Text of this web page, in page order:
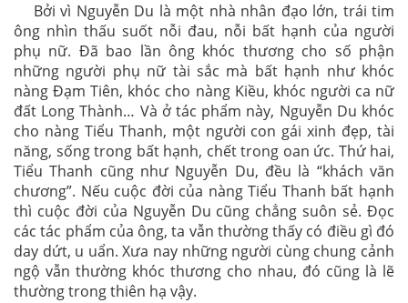
Bởi vì Nguyễn Du là một nhà nhân đạo lớn, trái tim
ông nhìn thấu suốt nỗi đau, nỗi bất hạnh của người
phụ nữ. Đã bao lần ông khóc thương cho số phận
những người phụ nữ tài sắc mà bất hạnh như khóc
nàng Đạm Tiên, khóc cho nàng Kiều, khóc người ca nữ
đất Long Thành… Và ở tác phẩm này, Nguyễn Du khóc
cho nàng Tiểu Thanh, một người con gái xinh đẹp, tài
năng, sống trong bất hạnh, chết trong oan ức. Thứ hai,
Tiểu Thanh cũng như Nguyễn Du, đều là “khách văn
chương”. Nếu cuộc đời của nàng Tiểu Thanh bất hạnh
thì cuộc đời của Nguyễn Du cũng chẳng suôn sẻ. Đọc
các tác phẩm của ông, ta vẫn thường thấy có điều gì đó
day dứt, u uẩn. Xưa nay những người cùng chung cảnh
ngộ vẫn thường khóc thương cho nhau, đó cũng là lẽ
thường trong thiên hạ vậy.